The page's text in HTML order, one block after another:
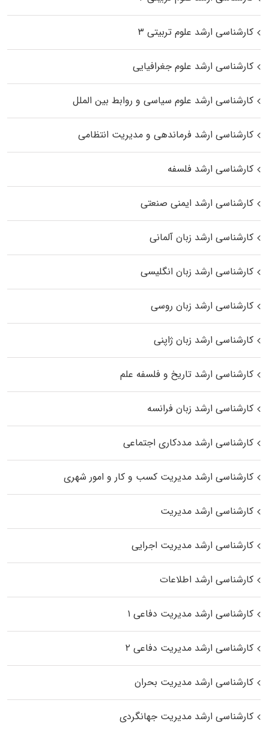
کارشناسی ارشد علوم تربیتی ۳
کارشناسی ارشد علوم جغرافیایی
کارشناسی ارشد علوم سیاسی و روابط بین الملل
کارشناسی ارشد فرماندهی و مدیریت انتظامی
کارشناسی ارشد فلسفه
کارشناسی ارشد ایمنی صنعتی
کارشناسی ارشد زبان آلمانی
کارشناسی ارشد زبان انگلیسی
کارشناسی ارشد زبان روسی
کارشناسی ارشد زبان ژاپنی
کارشناسی ارشد تاریخ و فلسفه علم
کارشناسی ارشد زبان فرانسه
کارشناسی ارشد مددکاری اجتماعی
کارشناسی ارشد مدیریت کسب و کار و امور شهری
کارشناسی ارشد مدیریت
کارشناسی ارشد مدیریت اجرایی
کارشناسی ارشد اطلاعات
کارشناسی ارشد مدیریت دفاعی ۱
کارشناسی ارشد مدیریت دفاعی ۲
کارشناسی ارشد مدیریت بحران
کارشناسی ارشد مدیریت جهانگردی